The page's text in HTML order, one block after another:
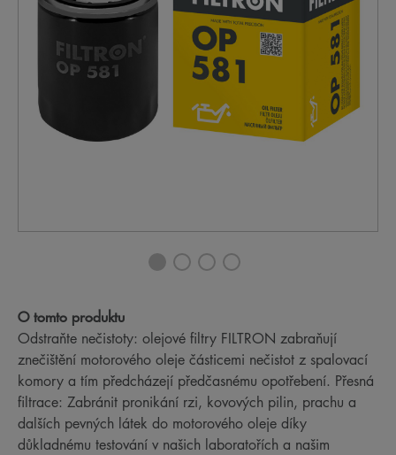
O tomto produktu
Odstraňte nečistoty: olejové filtry FILTRON zabraňují
znečištění motorového oleje částicemi nečistot z spalovací
komory a tím předcházejí předčasnému opotřebení. Přesná
filtrace: Zabránit pronikání rzi, kovových pilin, prachu a
dalších pevných látek do motorového oleje díky
důkladnému testování v našich laboratořích a našim